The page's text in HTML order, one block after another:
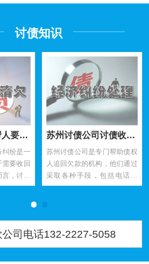
讨债知识
南京讨债公司帮人要账需要注意什么细节？
纠纷是一
要收回
言，讨要
务。在南
苏州讨债公司讨债收费标准是什么呢？
苏州讨债公司是专门帮助债权
人追回欠款的机构，他们通过
采取各种手段，包括电话催
收、法律诉讼等途径来讨债。
公司电话132-2227-5058